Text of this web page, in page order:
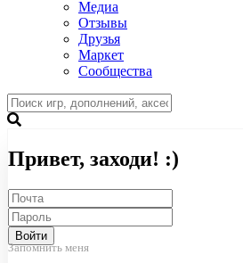
Медиа
Отзывы
Друзья
Маркет
Сообщества
Привет, заходи! :)
Войти
Запомнить меня